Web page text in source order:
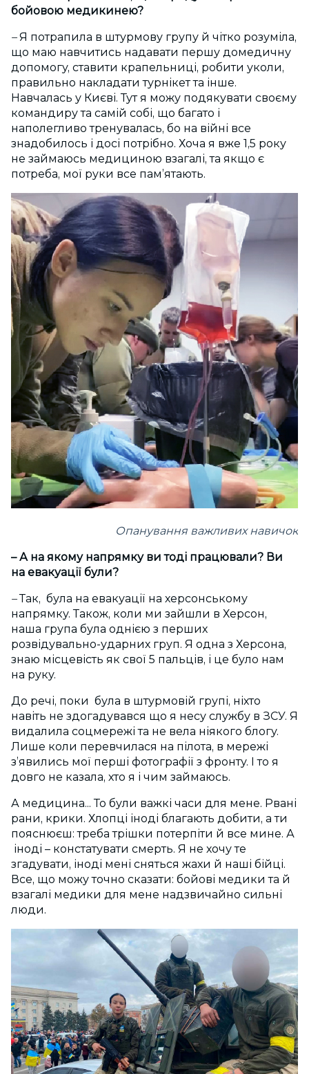
бойовою медикинею?
–Я потрапила в штурмову групу й чітко розуміла,
що маю навчитись надавати першу домедичну
допомогу, ставити крапельниці, робити уколи,
правильно накладати турнікет та інше.
Навчалась у Києві. Тут я можу подякувати своєму
командиру та самій собі, що багато і
наполегливо тренувалась, бо на війні все
знадобилось і досі потрібно. Хоча я вже 1,5 року
не займаюсь медициною взагалі, та якщо є
потреба, мої руки все памʼятають.
Опанування важливих навичок
– А на якому напрямку ви тоді працювали? Ви
на евакуації були?
–Так, була на евакуації на херсонському
напрямку. Також, коли ми зайшли в Херсон,
наша група була однією з перших
розвідувально-ударних груп. Я одна з Херсона,
знаю місцевість як свої 5 пальців, і це було нам
на руку.
До речі, поки була в штурмовій групі, ніхто
навіть не здогадувався що я несу службу в ЗСУ. Я
видалила соцмережі та не вела ніякого блогу.
Лише коли перевчилася на пілота, в мережі
зʼявились мої перші фотографії з фронту. І то я
довго не казала, хто я і чим займаюсь.
А медицина... То були важкі часи для мене. Рвані
рани, крики. Хлопці іноді благають добити, а ти
пояснюєш: треба трішки потерпіти й все мине. А
іноді – констатувати смерть. Я не хочу те
згадувати, іноді мені сняться жахи й наші бійці.
Все, що можу точно сказати: бойові медики та й
взагалі медики для мене надзвичайно сильні
люди.